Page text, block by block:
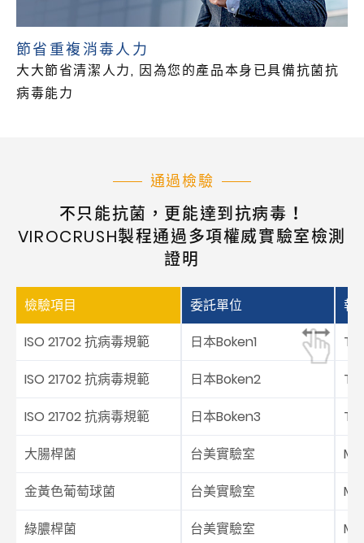
節省重複消毒人力
大大節省清潔人力, 因為您的產品本身已具備抗菌抗
病毒能力
通過檢驗
不只能抗菌，更能達到抗病毒！
VIROCRUSH製程通過多項權威實驗室檢測
證明
檢驗項目 委託單位
報
ISO 21702 抗病毒規範
日本Boken1
ISO 21702 抗病毒規範
日本Boken2
ISO 21702 抗病毒規範
日本Boken3
大腸桿菌
台美實驗室
金黃色葡萄球菌
台美實驗室
綠膿桿菌
台美實驗室